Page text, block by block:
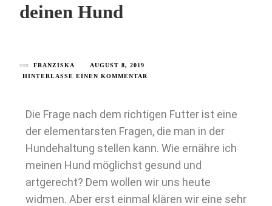
deinen Hund
von FRANZISKA
AUGUST 8, 2019
HINTERLASSE EINEN KOMMENTAR
Die Frage nach dem richtigen Futter ist eine
der elementarsten Fragen, die man in der
Hundehaltung stellen kann. Wie ernähre ich
meinen Hund möglichst gesund und
artgerecht? Dem wollen wir uns heute
widmen. Aber erst einmal klären wir eine sehr